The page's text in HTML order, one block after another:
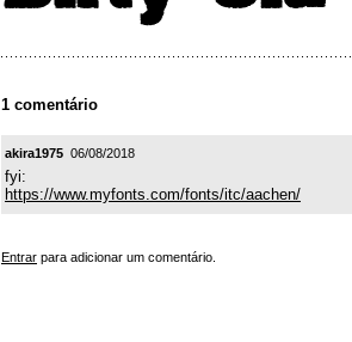
1 comentário
akira1975 06/08/2018
fyi:
https://www.myfonts.com/fonts/itc/aachen/
Entrar para adicionar um comentário.